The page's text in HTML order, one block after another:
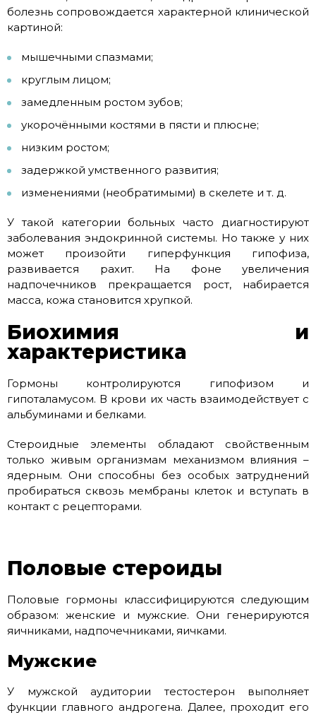
болезнь сопровождается характерной клинической
картиной:
мышечными спазмами;
круглым лицом;
замедленным ростом зубов;
укорочёнными костями в пясти и плюсне;
низким ростом;
задержкой умственного развития;
изменениями (необратимыми) в скелете и т. д.
У такой категории больных часто диагностируют
заболевания эндокринной системы. Но также у них
может произойти гиперфункция гипофиза,
развивается рахит. На фоне увеличения
надпочечников прекращается рост, набирается
масса, кожа становится хрупкой.
Биохимия и
характеристика
Гормоны контролируются гипофизом и
гипоталамусом. В крови их часть взаимодействует с
альбуминами и белками.
Стероидные элементы обладают свойственным
только живым организмам механизмом влияния –
ядерным. Они способны без особых затруднений
пробираться сквозь мембраны клеток и вступать в
контакт с рецепторами.
Половые стероиды
Половые гормоны классифицируются следующим
образом: женские и мужские. Они генерируются
яичниками, надпочечниками, яичками.
Мужские
У мужской аудитории тестостерон выполняет
функции главного андрогена. Далее, проходит его